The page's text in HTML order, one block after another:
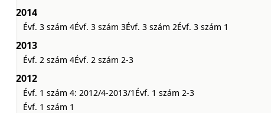
2014
Évf. 3 szám 4Évf. 3 szám 3Évf. 3 szám 2Évf. 3 szám 1
2013
Évf. 2 szám 4Évf. 2 szám 2-3
2012
Évf. 1 szám 4: 2012/4-2013/1 Évf. 1 szám 2-3
Évf. 1 szám 1